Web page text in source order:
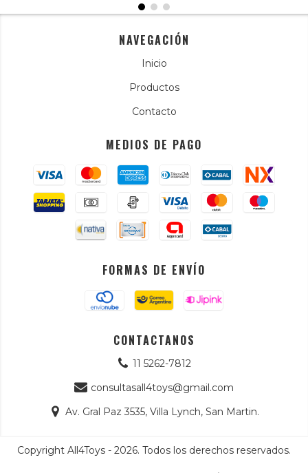
NAVEGACIÓN
Inicio
Productos
Contacto
MEDIOS DE PAGO
FORMAS DE ENVÍO
CONTACTANOS
11 5262-7812
consultasall4toys@gmail.com
Av. Gral Paz 3535, Villa Lynch, San Martin.
Copyright All4Toys - 2026. Todos los derechos reservados.